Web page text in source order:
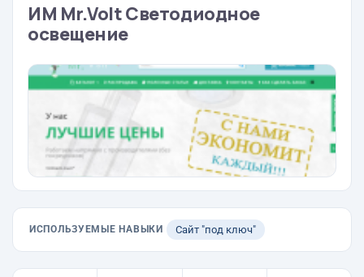
ИМ Mr.Volt Светодиодное
освещение
ИСПОЛЬЗУЕМЫЕ НАВЫКИ Сайт "под ключ"